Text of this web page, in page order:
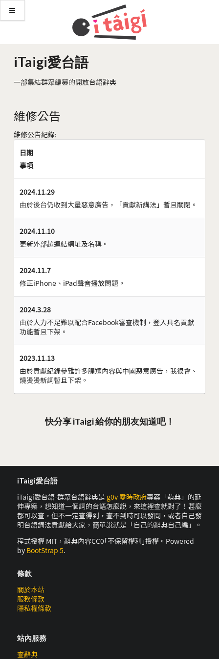
iTaigi愛台語
一部集結群眾編纂的開放台語辭典
維修公告
維修公告紀錄:
日期
事項
2024.11.29
由於後台仍收到大量惡意廣告，「貢獻新講法」暫且關閉。
2024.11.10
更新外部超連結網址及名稱。
2024.11.7
修正iPhone、iPad聲音播放問題。
2024.3.28
由於人力不足難以配合Facebook審查機制，登入具名貢獻
功能暫且下架。
2023.11.13
由於貢獻紀錄參雜許多腥羶內容與中國惡意廣告，我很會、
燒燙燙新詞暫且下架。
快分享 iTaigi 給你的朋友知道吧！
iTaigi愛台語
iTaigi愛台語-群眾台語辭典是 g0v 零時政府專案「萌典」的延
伸專案，想知道一個詞的台語怎麼說，來這裡查就對了！甚麼
都可以查，但不一定查得到，查不到時可以發問，或者自己發
明台語講法貢獻給大家，簡單說就是「自己的辭典自己編」。
程式授權 MIT，辭典內容CC0｢不保留權利｣授權。Powered
by BootStrap 5.
條款
關於本站
服務條款
隱私權條款
站內服務
查辭典